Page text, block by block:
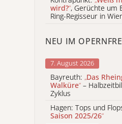
wird?“, Gerüchte um
Ring-Regisseur in
NEU IM
7. August 2026
Bayreuth: „Das
Walküre“ –
Zyklus
Hagen: Tops und
Saison 2025/26“